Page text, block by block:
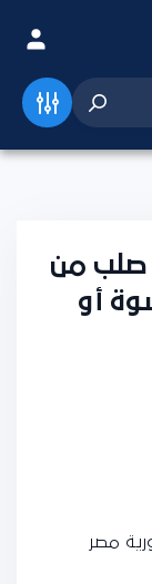
صلب من
أو
مصر